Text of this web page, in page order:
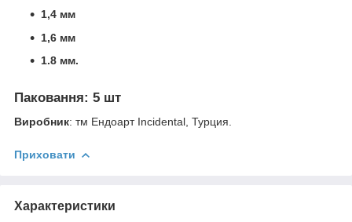
1,4 мм
1,6 мм
1.8 мм.
Паковання: 5 шт
Виробник: тм Ендоарт Incidental, Турция.
Приховати
Характеристики